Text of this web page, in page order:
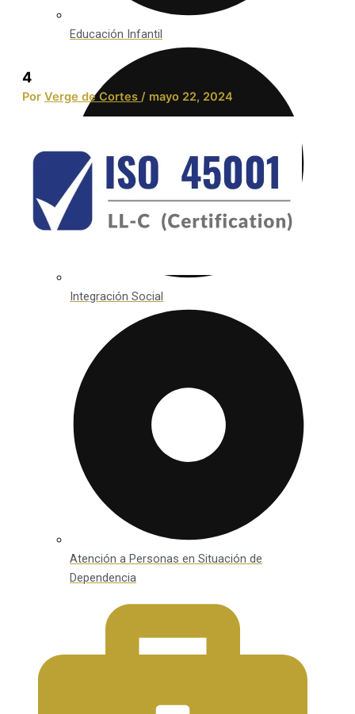
Educación Infantil
Integración Social
Atención a Personas en Situación de
Dependencia
4
Por Verge de Cortes / mayo 22, 2024